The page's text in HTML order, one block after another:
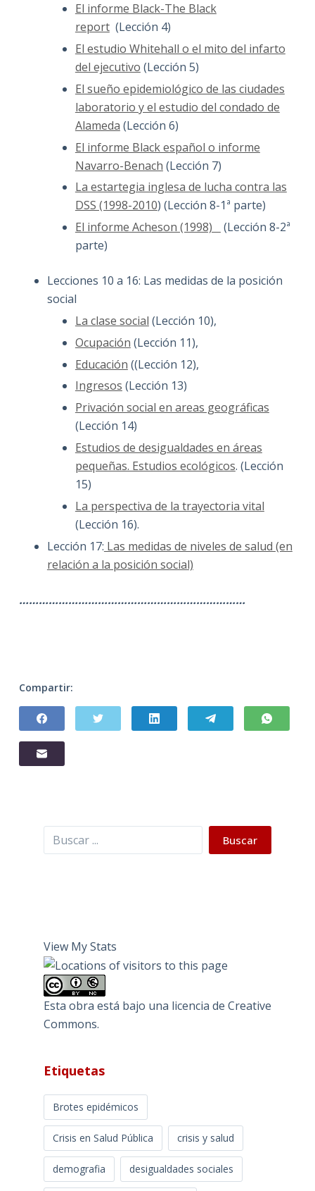
El informe Black-The Black
report(Lección 4)
El estudio Whitehall o el mito del infarto
del ejecutivo (Lección 5)
El sueño epidemiológico de las ciudades
laboratorio y el estudio del condado de
Alameda (Lección 6)
El informe Black español o informe
Navarro-Benach (Lección 7)
La estartegia inglesa de lucha contra las
DSS (1998-2010) (Lección 8-1ª parte)
El informe Acheson (1998)
(Lección 8-2ª
parte)
Lecciones 10 a 16: Las medidas de la posición
social
La clase social (Lección 10),
Ocupación (Lección 11),
Educación ((Lección 12),
Ingresos (Lección 13)
Privación social en areas geográficas
(Lección 14)
Estudios de desigualdades en áreas
pequeñas. Estudios ecológicos. (Lección
15)
La perspectiva de la trayectoria vital
(Lección 16).
Lección 17: Las medidas de niveles de salud (en
relación a la posición social)
……………………………………………………………
Compartir:
Buscar Buscar
View My Stats
Esta obra está bajo una licencia de Creative
Commons.
Etiquetas
Brotes epidémicos
Crisis en Salud Pública crisis y salud
demografia desigualdades sociales